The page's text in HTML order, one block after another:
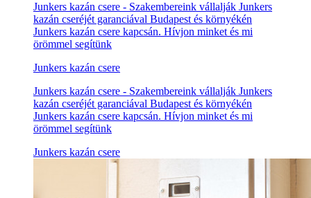
Junkers kazán csere - Szakembereink vállalják Junkers
kazán cseréjét garanciával Budapest és környékén
Junkers kazán csere kapcsán. Hívjon minket és mi
örömmel segítünk
Junkers kazán csere
Junkers kazán csere - Szakembereink vállalják Junkers
kazán cseréjét garanciával Budapest és környékén
Junkers kazán csere kapcsán. Hívjon minket és mi
örömmel segítünk
Junkers kazán csere